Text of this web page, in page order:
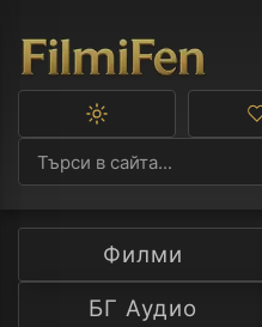
Превключване
тъмна
тема
Филми
БГ Аудио